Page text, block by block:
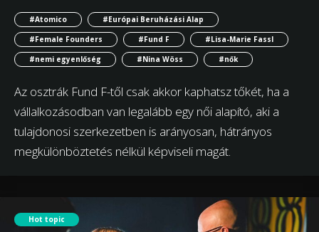
#Atomico
#Európai Beruházási Alap
#Female Founders
#Fund F
#Lisa-Marie Fassl
#nemi egyenlőség
#Nina Wöss #nők
Az osztrák Fund F-től csak akkor kaphatsz tőkét, ha a
vállalkozásodban van legalább egy női alapító, aki a
tulajdonosi szerkezetben is arányosan, hátrányos
megkülönböztetés nélkül képviseli magát.
Hot topic